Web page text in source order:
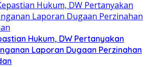
Hukum, DW Pertanyakan
Laporan Dugaan Perzinahan